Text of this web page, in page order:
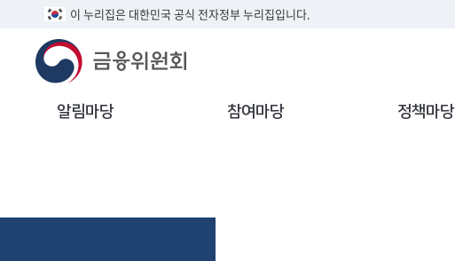
이 누리집은 대한민국 공식 전자정부 누리집입니다.
알림마당 참여마당 정책마당